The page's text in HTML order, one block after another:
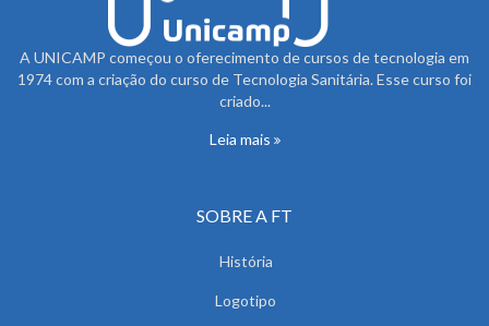
A UNICAMP começou o oferecimento de cursos de tecnologia em
1974 com a criação do curso de Tecnologia Sanitária. Esse curso foi
criado...
Leia mais
SOBRE A FT
História
Logotipo